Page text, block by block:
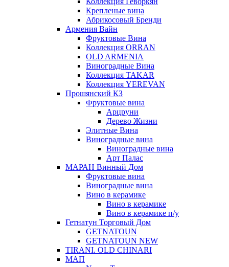
Крепленые вина
Абрикосовый Бренди
Армения Вайн
Фруктовые Вина
Коллекция ORRAN
OLD ARMENIA
Виноградные Вина
Коллекция TAKAR
Коллекция YEREVAN
Прошянский КЗ
Фруктовые вина
Арцруни
Дерево Жизни
Элитные Вина
Виноградные вина
Виноградные вина
Арт Палас
МАРАН Винный Дом
Фруктовые вина
Виноградные вина
Вино в керамике
Вино в керамике
Вино в керамике п/у
Гетнатун Торговый Дом
GETNATOUN
GETNATOUN NEW
TIRANI. OLD CHINARI
МАП